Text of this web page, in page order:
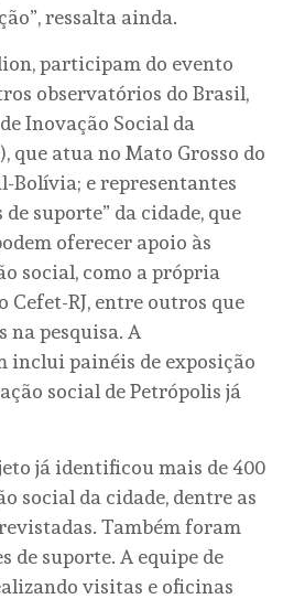
ressalta ainda.
participam do evento
observatórios do Brasil,
Inovação Social da
que atua no Mato Grosso do
Bolívia; e representantes
suporte” da cidade, que
oferecer apoio às
social, como a própria
Cefet-RJ, entre outros que
na pesquisa. A
inclui painéis de exposição
social de Petrópolis já
já identificou mais de 400
social da cidade, dentre as
Também foram
de suporte. A equipe de
visitas e oficinas